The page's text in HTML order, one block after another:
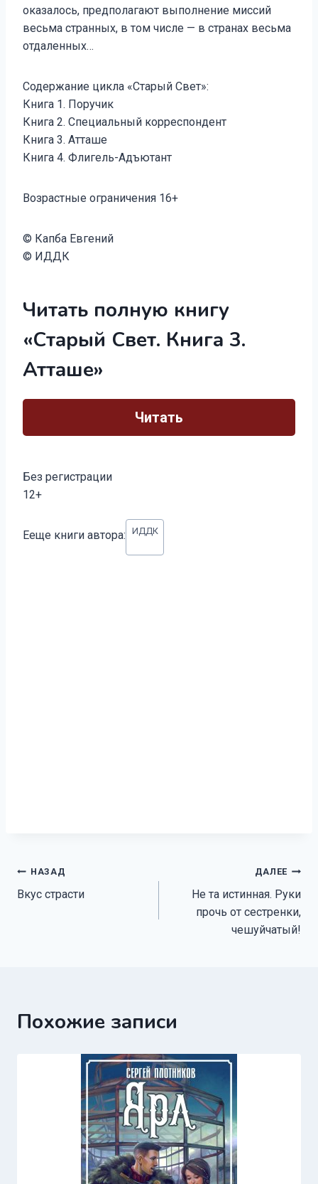
оказалось, предполагают выполнение миссий
весьма странных, в том числе — в странах весьма
отдаленных…
Содержание цикла «Старый Свет»:
Книга 1. Поручик
Книга 2. Специальный корреспондент
Книга 3. Атташе
Книга 4. Флигель-Адъютант
Возрастные ограничения 16+
© Капба Евгений
© ИДДК
Читать полную книгу
«Старый Свет. Книга 3.
Атташе»
Читать
Без регистрации
12+
записи:
Ееще книги автора: ИДДК
Навигация
по
НАЗАД
Вкус страсти
ДАЛЕЕ
Не та истинная. Руки
прочь от сестренки,
чешуйчатый!
Похожие записи